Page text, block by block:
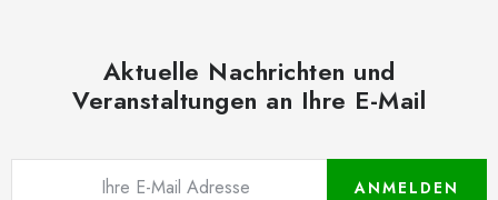
Aktuelle Nachrichten und
Veranstaltungen an Ihre E-Mail
ANMELDEN